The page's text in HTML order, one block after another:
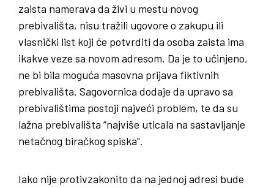
zaista namerava da živi u mestu novog
prebivališta, nisu tražili ugovore o zakupu ili
vlasnički list koji će potvrditi da osoba zaista ima
ikakve veze sa novom adresom. Da je to učinjeno,
ne bi bila moguća masovna prijava fiktivnih
prebivališta. Sagovornica dodaje da upravo sa
prebivalištima postoji najveći problem, te da su
lažna prebivališta “najviše uticala na sastavljanje
netačnog biračkog spiska”.
Iako nije protivzakonito da na jednoj adresi bude